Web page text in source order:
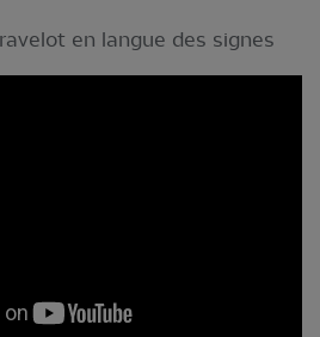
en langue des signes